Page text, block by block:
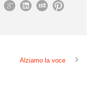
Alziamo la voce